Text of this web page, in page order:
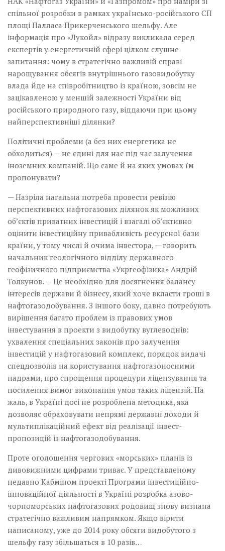
спільної розробки в рамках українсько-російського СП
площі ­Палласа Прикерченського­ шель­фу. Але
інформація про «Лукойл» відразу викликала серед
експертів у енергетичній сфері цілком слушне
запитання: чому в стратегічно важливій справі
нарощування обсягів внутрішнього газовидобутку
влада йде на співробітництво із країною, зовсім не
зацікавленою у меншій залежності України від
російського природного газу, віддаючи при цьому
найперспективніші ділянки?
Політичні проблеми (а без них енергетика не
обходиться) — не єдині для нас під час залучення
іноземних компаній. Що саме й на яких умовах їм
пропонувати?
— Назріла нагальна потреба провести ревізію
перспективних нафтогазових­ ділянок як можливих
об’єктів приватних інвестицій і взагалі об’єктивно
оцінити інвестиційну привабливість ресурсної бази
країни, у тому числі й очима інвестора, — говорить
начальник геологічного відділу державного
геофізичного підприємства «Укр­геофізика» Андрій
Толкунов. — Це необхідно для досягнення балансу
інтересів держави й бізнесу, який хоче вкласти гроші в
нафтогазодобування. З іншого боку, давно потребують
вирішення багато проблем із правових умов
інвестування в проекти з видобутку вуглеводнів:
ухвалення спеціальних законів про залучення
інвестицій у нафтогазовий комплекс, порядок видачі
спецдозволів на користування нафтогазоносними
надрами, про спрощення процедури ліцензування та
посилення вимог виконання умов таких ліцензій. На
жаль, в Україні досі не розроблена методика, яка
дозволяє обраховувати непрямі державні доходи й
мультиплікаційний ефект від реалізації інвест­
пропозицій із нафтогазо­добування.
Проте оголошення чергових «морських» планів із
дивовижними цифрами триває. У представленому
недавно Кабміном проекті Програми інвестиційно-
інноваційної діяльності в Україні розробка азово-
чорноморських нафтогазових родовищ знову визнана
стратегічно важливим напрямком. Якщо вірити
написаному, уже до 2014 року обсяги видобутого з
шельфу газу збільшаться в 10 разів…